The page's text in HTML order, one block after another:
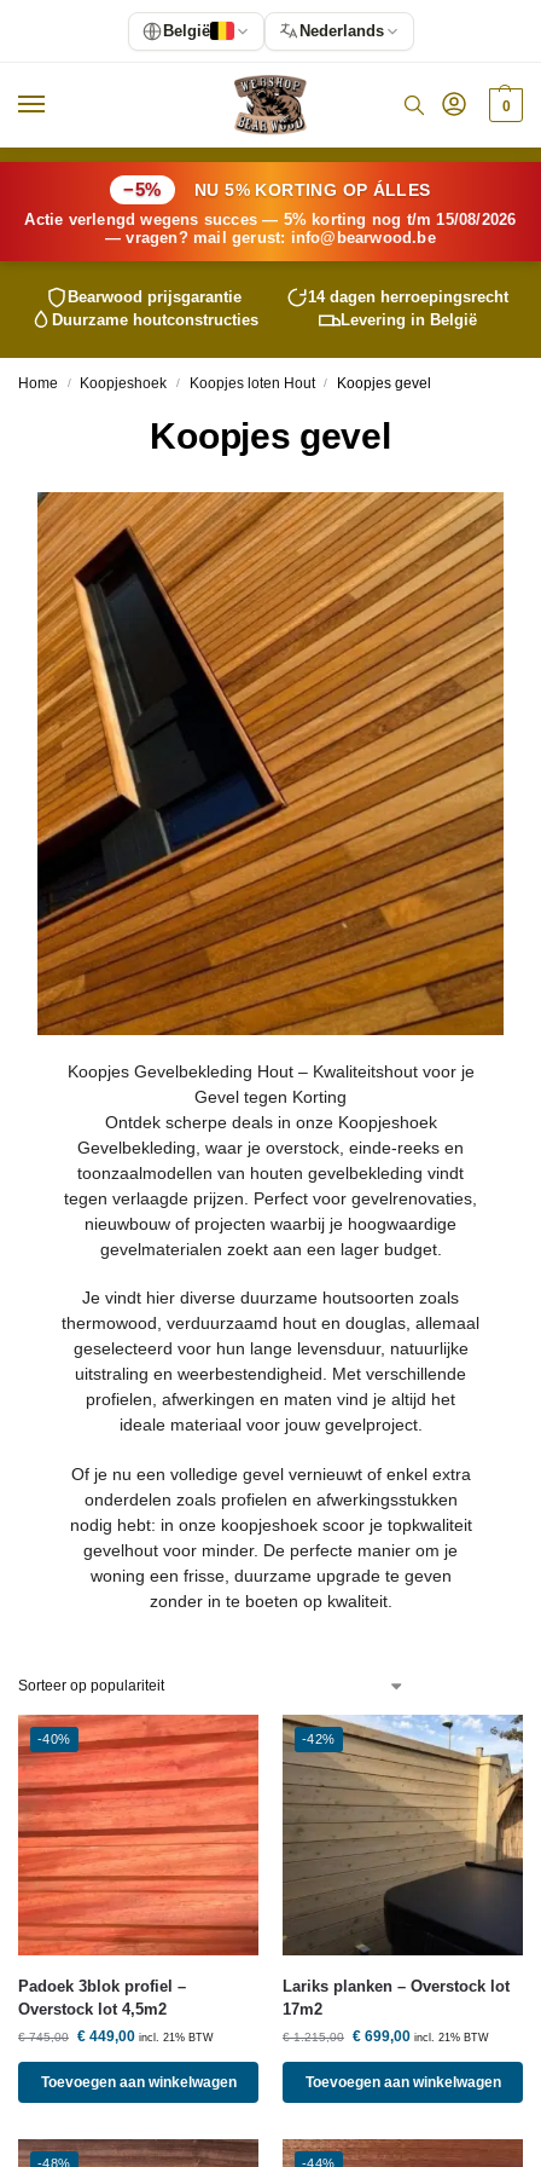
0
−5% NU 5% KORTING OP ÁLLES
Actie verlengd wegens succes — 5% korting nog t/m 15/08/2026
— vragen? mail gerust: info@ bearwood.be
Bearwood prijsgarantie
14 dagen herroepingsrecht
Duurzame houtconstructies
Levering in België
Home / Koopjeshoek / Koopjes loten Hout / Koopjes gevel
Koopjes gevel
Koopjes Gevelbekleding Hout – Kwaliteitshout voor je
Gevel tegen Korting
Ontdek scherpe deals in onze Koopjeshoek
Gevelbekleding, waar je overstock, einde-reeks en
toonzaalmodellen van houten gevelbekleding vindt
tegen verlaagde prijzen. Perfect voor gevelrenovaties,
nieuwbouw of projecten waarbij je hoogwaardige
gevelmaterialen zoekt aan een lager budget.
Je vindt hier diverse duurzame houtsoorten zoals
thermowood, verduurzaamd hout en douglas, allemaal
geselecteerd voor hun lange levensduur, natuurlijke
uitstraling en weerbestendigheid. Met verschillende
profielen, afwerkingen en maten vind je altijd het
ideale materiaal voor jouw gevelproject.
Of je nu een volledige gevel vernieuwt of enkel extra
onderdelen zoals profielen en afwerkingsstukken
nodig hebt: in onze koopjeshoek scoor je topkwaliteit
gevelhout voor minder. De perfecte manier om je
woning een frisse, duurzame upgrade te geven
zonder in te boeten op kwaliteit.
-40%
Padoek 3blok profiel –
Overstock lot 4,5m2
€745,00 € 449,00 incl. 21% BTW
Toevoegen aan winkelwagen
-42%
Lariks planken – Overstock lot
17m2
€1.215,00 € 699,00 incl. 21% BTW
Toevoegen aan winkelwagen
-48% -44%
België Nederlands